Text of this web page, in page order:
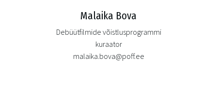
Malaika Bova
Debüütfilmide võistlusprogrammi
kuraator
malaika.bova@poff.ee